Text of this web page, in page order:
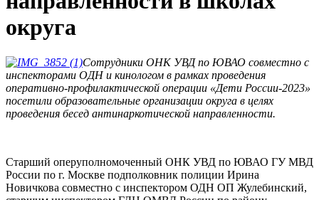
округа
Сотрудники ОНК УВД по ЮВАО совместно с
инспекторами ОДН и кинологом в рамках проведения
оперативно-профилактической операции «Дети России-2023»
посетили образовательные организации округа в целях
проведения бесед антинаркотической направленности.
Старший оперуполномоченный ОНК УВД по ЮВАО ГУ МВД
России по г. Москве подполковник полиции Ирина
Новичкова совместно с инспектором ОДН ОП Жулебинский,